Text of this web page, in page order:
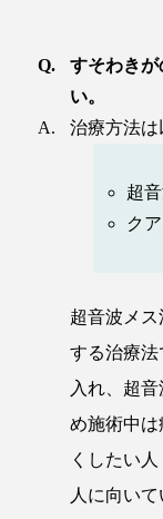
すそわきが
い。
治療方法は
超
ク
超音波メス
する治療法
入れ、超
め施術中は
くしたい
人に向いて